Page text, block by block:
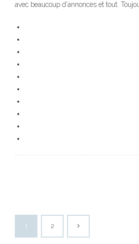
avec beaucoup d'annonces et tout.
1 2